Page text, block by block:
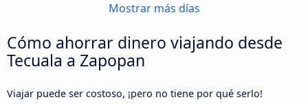
Mostrar más días
Cómo ahorrar dinero viajando desde
Tecuala a Zapopan
Viajar puede ser costoso, ¡pero no tiene por qué serlo!